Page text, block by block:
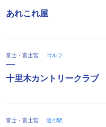
あれこれ屋
富士・富士宮 ゴルフ
十里木カントリークラブ
富士・富士宮 道の駅